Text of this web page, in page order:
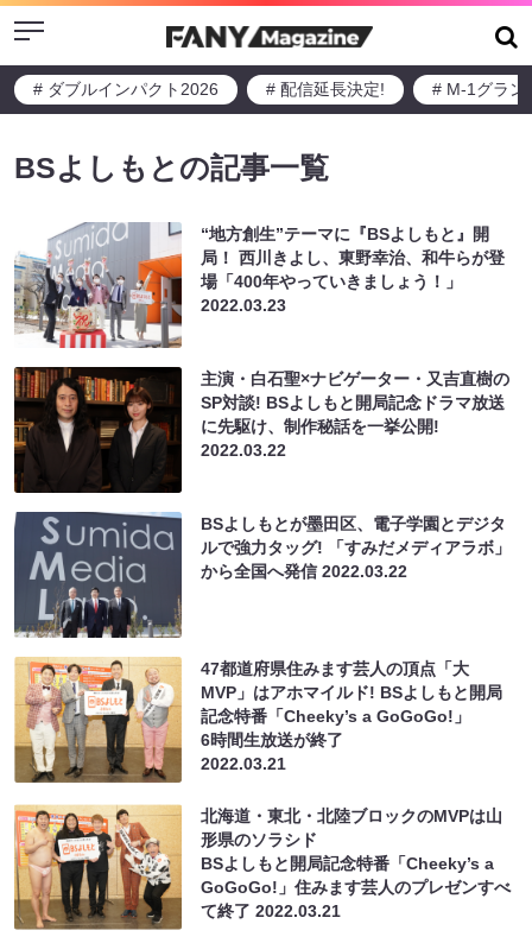
Menu
# ダブルインパクト2026 # 配信延長決定! # M-1グラン
BSよしもとの記事一覧
“地方創生”テーマに『BSよしもと』開
局！ 西川きよし、東野幸治、和牛らが登
場「400年やっていきましょう！」
2022.03.23
主演・白石聖×ナビゲーター・又吉直樹の
SP対談! BSよしもと開局記念ドラマ放送
に先駆け、制作秘話を一挙公開!
2022.03.22
BSよしもとが墨田区、電子学園とデジタ
ルで強力タッグ! 「すみだメディアラボ」
から全国へ発信2022.03.22
47都道府県住みます芸人の頂点「大
MVP」はアホマイルド! BSよしもと開局
記念特番「Cheeky’s a GoGoGo!」
6時間生放送が終了
2022.03.21
北海道・東北・北陸ブロックのMVPは山
形県のソラシド
BSよしもと開局記念特番「Cheeky’s a
GoGoGo!」住みます芸人のプレゼンすべ
て終了2022.03.21